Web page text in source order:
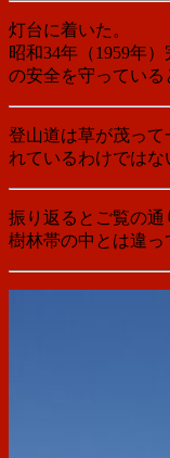
灯台に着いた。
昭和34年（1959年
の安全を守っている
登山道は草が茂って
れているわけではな
振り返るとご覧の通
樹林帯の中とは違っ